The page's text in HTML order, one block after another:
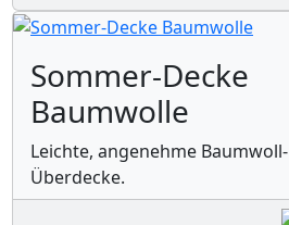
Sommer-Decke
Baumwolle
Leichte, angenehme Baumwoll-
Überdecke.